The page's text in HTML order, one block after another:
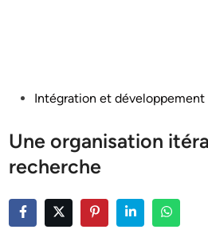
PostedIntégration et développement
Une organisation
recherche